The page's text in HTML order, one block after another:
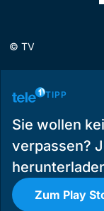
© TV
TIPP
Sie wollen
verpassen?
Zum Play